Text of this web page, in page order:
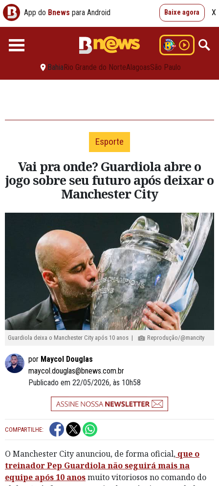
App do Bnews para Android Baixe agora X
BahiaRio Grande do NorteAlagoasSão Paulo
Esporte
Vai pra onde? Guardiola abre o
jogo sobre seu futuro após deixar o
Manchester City
Guardiola deixa o Manchester City após 10 anos | Reprodução/@mancity
por Maycol Douglas
maycol.douglas@bnews.com.br
Publicado em 22/05/2026, às 10h58
COMPARTILHE:
O Manchester City anunciou, de forma oficial, que o
treinador Pep Guardiola não seguirá mais na
equipe após 10 anosmuito vitoriosos no comando do